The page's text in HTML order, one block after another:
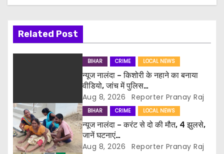
a
v
a
t
i
Related Post
BIHAR CRIME LOCAL NEWS
न्यूज नालंदा – किशोरी के नहाने का बनाया
वीडियो, जांच में पुलिस…
Aug 8, 2026 Reporter Pranay Raj
BIHAR CRIME LOCAL NEWS
न्यूज नालंदा – करंट से दो की मौत, 4 झुलसे,
जानें घटनाएं…
Aug 8, 2026 Reporter Pranay Raj